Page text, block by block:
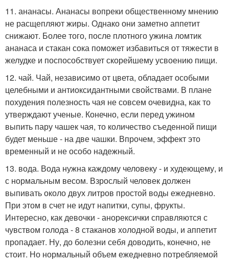
11. ананасы. Ананасы вопреки общественному мнению
не расщепляют жиры. Однако они заметно аппетит
снижают. Более того, после плотного ужина ломтик
ананаса и стакан сока поможет избавиться от тяжести в
желудке и поспособствует скорейшему усвоению пищи.
12. чай. Чай, независимо от цвета, обладает особыми
целебными и антиоксидантными свойствами. В плане
похудения полезность чая не совсем очевидна, как то
утверждают ученые. Конечно, если перед ужином
выпить пару чашек чая, то количество съеденной пищи
будет меньше - на две чашки. Впрочем, эффект это
временный и не особо надежный.
13. вода. Вода нужна каждому человеку - и худеющему, и
с нормальным весом. Взрослый человек должен
выпивать около двух литров простой воды ежедневно.
При этом в счет не идут напитки, супы, фрукты.
Интересно, как девочки - анорексички справляются с
чувством голода - 8 стаканов холодной воды, и аппетит
пропадает. Ну, до болезни себя доводить, конечно, не
стоит. Но нормальный объем ежедневно потребляемой